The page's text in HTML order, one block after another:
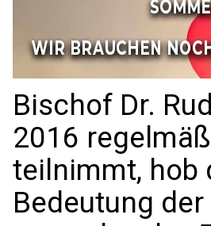
Bischof Dr.
2016
teilnimmt, hob
Bedeutung